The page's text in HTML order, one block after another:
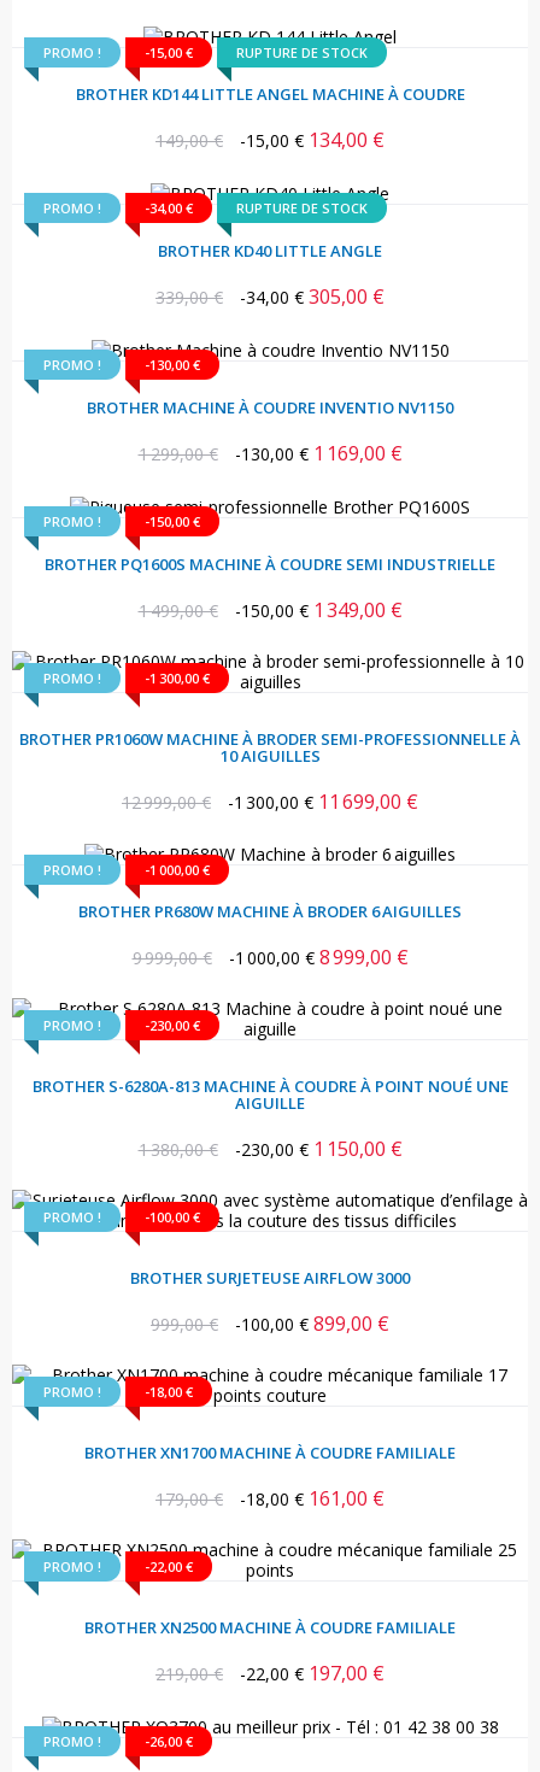
PROMO ! -15,00 € RUPTURE DE STOCK
BROTHER KD144 LITTLE ANGEL MACHINE À COUDRE
Prix
149,00 € -15,00 € Prix
134,00 €
PROMO ! -34,00 € RUPTURE DE STOCK
BROTHER KD40 LITTLE ANGLE
Prix
339,00 € -34,00 € Prix
305,00 €
PROMO ! -130,00 €
BROTHER MACHINE À COUDRE INVENTIO NV1150
Prix
1 299,00 € -130,00 € Prix
1 169,00 €
PROMO ! -150,00 €
BROTHER PQ1600S MACHINE À COUDRE SEMI INDUSTRIELLE
Prix
1 499,00 € -150,00 € Prix
1 349,00 €
PROMO ! -1 300,00 €
BROTHER PR1060W MACHINE À BRODER SEMI-PROFESSIONNELLE À
10 AIGUILLES
Prix
12 999,00 € -1 300,00 € Prix
11 699,00 €
PROMO ! -1 000,00 €
BROTHER PR680W MACHINE À BRODER 6 AIGUILLES
Prix
9 999,00 € -1 000,00 € Prix
8 999,00 €
PROMO ! -230,00 €
BROTHER S-6280A-813 MACHINE À COUDRE À POINT NOUÉ UNE
AIGUILLE
Prix
1 380,00 € -230,00 € Prix
1 150,00 €
PROMO ! -100,00 €
BROTHER SURJETEUSE AIRFLOW 3000
Prix
999,00 € -100,00 € Prix
899,00 €
PROMO ! -18,00 €
BROTHER XN1700 MACHINE À COUDRE FAMILIALE
Prix
179,00 € -18,00 € Prix
161,00 €
PROMO ! -22,00 €
BROTHER XN2500 MACHINE À COUDRE FAMILIALE
Prix
219,00 € -22,00 € Prix
197,00 €
PROMO ! -26,00 €